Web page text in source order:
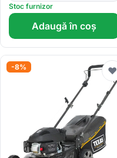
Stoc furnizor
Adaugă în coș
-8% ♥